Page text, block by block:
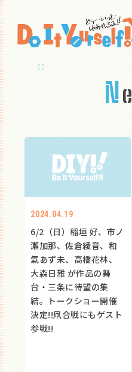
Ne
2024.04.19
6/2（日）稲垣 好、市ノ
瀬加那、佐倉綾音、和
氣あず未、高橋花林、
大森日雅 が作品の舞
台・三条に待望の集
結。トークショー開催
決定!!凧合戦にもゲスト
参戦!!